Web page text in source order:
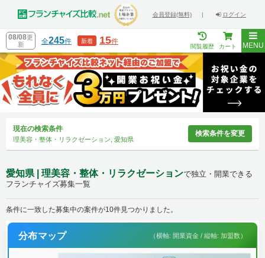
会員登録(無料) | ログイン
08/08更
新
全245件 新着 15件
閲覧履歴 カート MENU
現在の検索条件
理美容・整体・リラクゼーション, 愛知県
検索条件を変更
愛知県 | 理美容・整体・リラクゼーションで独立・開業できる
フランチャイズ募集一覧
条件に一致した募集中の案件が10件見つかりました。
分布マップ （横軸: 開業資金 / 縦軸: 加盟数）